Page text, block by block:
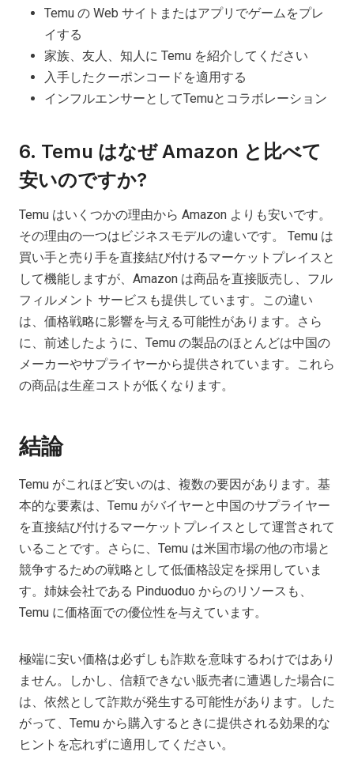
Temu の Web サイトまたはアプリでゲームをプレ
イする
家族、友人、知人に Temu を紹介してください
入手したクーポンコードを適用する
インフルエンサーとしてTemuとコラボレーション
6. Temu はなぜ Amazon と比べて
安いのですか?
Temu はいくつかの理由から Amazon よりも安いです。
その理由の一つはビジネスモデルの違いです。 Temu は
買い手と売り手を直接結び付けるマーケットプレイスと
して機能しますが、Amazon は商品を直接販売し、フル
フィルメント サービスも提供しています。この違い
は、価格戦略に影響を与える可能性があります。さら
に、前述したように、Temu の製品のほとんどは中国の
メーカーやサプライヤーから提供されています。これら
の商品は生産コストが低くなります。
結論
Temu がこれほど安いのは、複数の要因があります。基
本的な要素は、Temu がバイヤーと中国のサプライヤー
を直接結び付けるマーケットプレイスとして運営されて
いることです。さらに、Temu は米国市場の他の市場と
競争するための戦略として低価格設定を採用していま
す。姉妹会社である Pinduoduo からのリソースも、
Temu に価格面での優位性を与えています。
極端に安い価格は必ずしも詐欺を意味するわけではあり
ません。しかし、信頼できない販売者に遭遇した場合に
は、依然として詐欺が発生する可能性があります。した
がって、Temu から購入するときに提供される効果的な
ヒントを忘れずに適用してください。